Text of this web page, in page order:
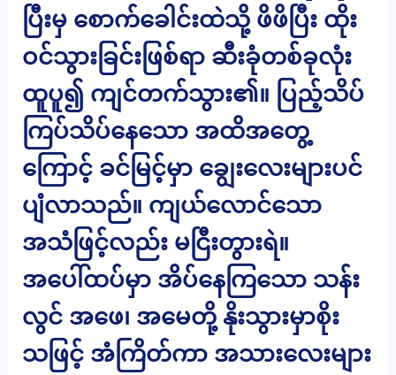
ပြီးမှ စောက်ခေါင်းထဲသို့ ဖိဖိပြီး ထိုး
ဝင်သွားခြင်းဖြစ်ရာ ဆီးခုံတစ်ခုလုံး
ထူပူ၍ ကျင်တက်သွား၏။ ပြည့်သိပ်
ကြပ်သိပ်နေသော အထိအတွေ့
ကြောင့် ခင်မြင့်မှာ ချွေးလေးများပင်
ပျံလာသည်။ ကျယ်လောင်သော
အသံဖြင့်လည်း မငြီးတွားရဲ။
အပေါ်ထပ်မှာ အိပ်နေကြသော သန်း
လွင် အဖေ၊ အမေတို့ နိုးသွားမှာစိုး
သဖြင့် အံကြိတ်ကာ အသားလေးများ